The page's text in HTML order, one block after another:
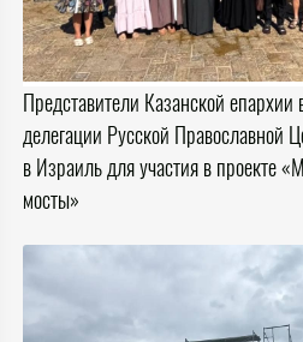
Представители Казанской епархии
делегации Русской Православной
в Израиль для участия в проекте
мосты»